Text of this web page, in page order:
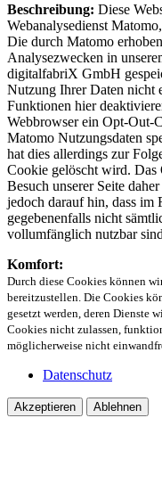
Beschreibung: Diese
Webanalysedienst
Die durch Matomo
Analysezwecken in
digitalfabriX GmbH
Nutzung Ihrer Daten nicht
Funktionen hier
Webbrowser ein Opt-Out-
Matomo Nutzungsdaten
hat dies allerdings zur
Cookie gelöscht wird. Das
Besuch unserer Seite
jedoch darauf hin, dass
gegebenenfalls nicht
vollumfänglich nutzbar
Komfort:
Durch diese Cookies können
bereitzustellen. Die Cookies
gesetzt werden, deren Dienste
Cookies nicht zulassen,
möglicherweise nicht
Datenschutz
Akzeptieren Ablehnen